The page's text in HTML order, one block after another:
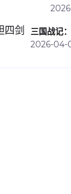
三国战记
2026-04-